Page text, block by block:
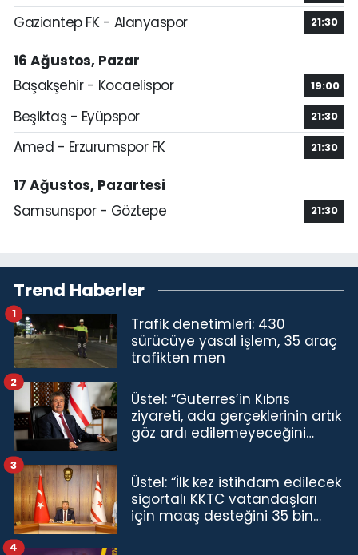
Gaziantep FK - Alanyaspor 21:30
16 Ağustos, Pazar
Başakşehir - Kocaelispor
19:00
Beşiktaş - Eyüpspor 21:30
Amed - Erzurumspor FK 21:30
17 Ağustos, Pazartesi
Samsunspor - Göztepe
21:30
Trend Haberler
Trafik denetimleri: 430
sürücüye yasal işlem, 35 araç
trafikten men
1
Üstel: “Guterres’in Kıbrıs
ziyareti, ada gerçeklerinin artık
göz ardı edilemeyeceğini
2
Üstel: “İlk kez istihdam edilecek
sigortalı KKTC vatandaşları
için maaş desteğini 35 bin
3
4